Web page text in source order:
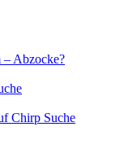
– Abzocke?
Chirp Suche